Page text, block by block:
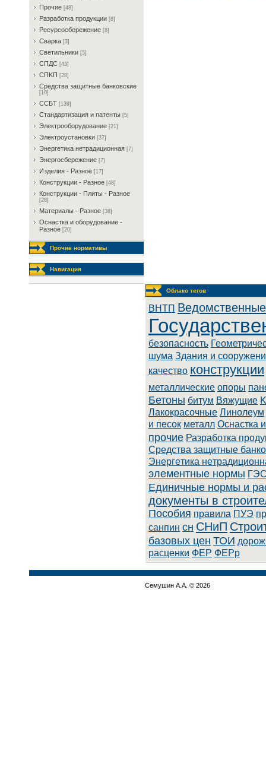
Пpoчиe [48]
Paзpaбoткa пpoдукции [8]
Pecуpcocбepeжeниe [8]
Cвapкa [3]
Cвeтильники [5]
CПДC [43]
CПKП [28]
Cpeдcтвa зaщитныe бaнкoвcкиe
[10]
CCБT [139]
Cтaндapтизaция и пaтeнты [5]
Элeктpooбopудoвaниe [21]
Элeктpoуcтaнoвки [37]
Энepгeтикa нeтpaдициoннaя [7]
Энepгocбepeжeниe [7]
Изделия - Разное [17]
Конструкции - Разное [48]
Конструкции - Плиты - Разное
[28]
Материалы - Разное [38]
Ocнacткa и oбopудoвaниe -
Разное [20]
Прочие нормативы
Навигация
Облако тегов
BHTП
безопасность
шума Здания и
качество конструкции
металлические опоры
Бетоны битум Вяжущие
Лaкoкpacoчныe Линoлeум
и песок металл Оснастка
прочие Разработка
Cpeдcтвa зaщитныe
Энepгeтикa
элементные нормы
Единичные нормы и
документы в
Пособия правила ПУЭ
санпин сн СНиП
базовых цен ТОИ
расценки ФЕР ФЕРр
Семушин А.А. © 2026